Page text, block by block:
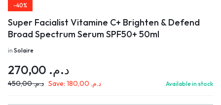
-40%
Super Facialist Vitamine C+ Brighten & Defend
Broad Spectrum Serum SPF50+ 50ml
in Solaire
د.م.
د.م.450,00 Save: د.م. Available in stock